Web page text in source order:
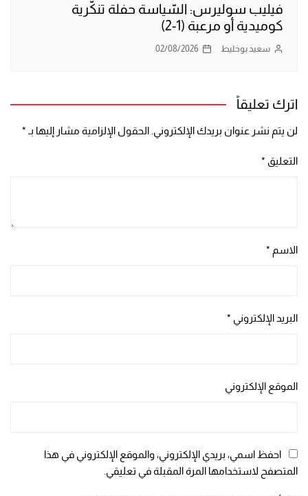
فيليب سوليرس: السّياسة حفلة تنكّرية
كوميدية أو مرعبة (1-2)
سعيد بوخليط 02/08/2026
اترك تعليقاً
لن يتم نشر عنوان بريدك الإلكتروني. الحقول الإلزامية مشار إليها بـ *
التعليق *
الاسم *
البريد الإلكتروني *
الموقع الإلكتروني
احفظ اسمي، بريدي الإلكتروني، والموقع الإلكتروني في هذا
المتصفح لاستخدامها المرة المقبلة في تعليقي.